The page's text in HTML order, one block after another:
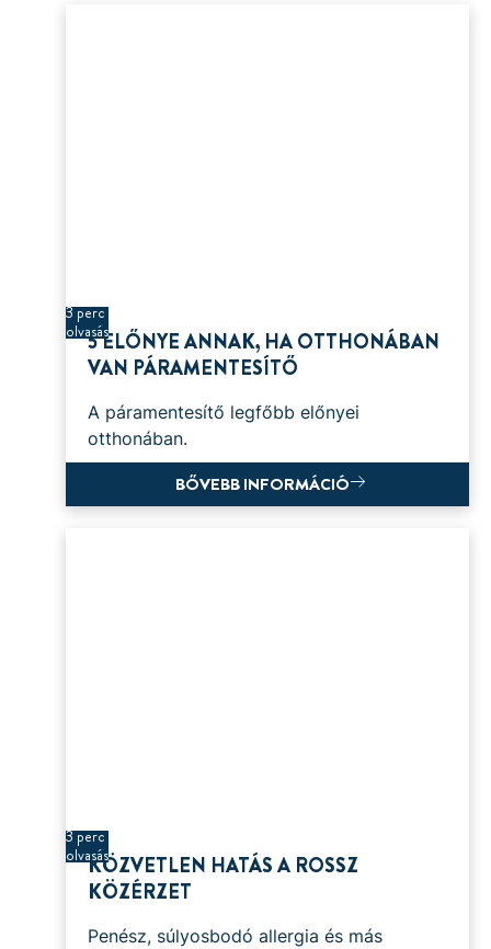
3 perc
olvasás5 ELŐNYE ANNAK, HA OTTHONÁBAN
VAN PÁRAMENTESÍTŐ
A páramentesítő legfőbb előnyei
otthonában.
BŐVEBB INFORMÁCIÓ
3 perc
olvasásKÖZVETLEN HATÁS A ROSSZ
KÖZÉRZET
Penész, súlyosbodó allergia és más